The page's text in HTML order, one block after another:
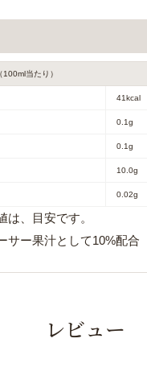
当たり）
41kcal
0.1g
0.1g
10.0g
0.02g
、目安です。
サー果汁として10%配合
レビュー